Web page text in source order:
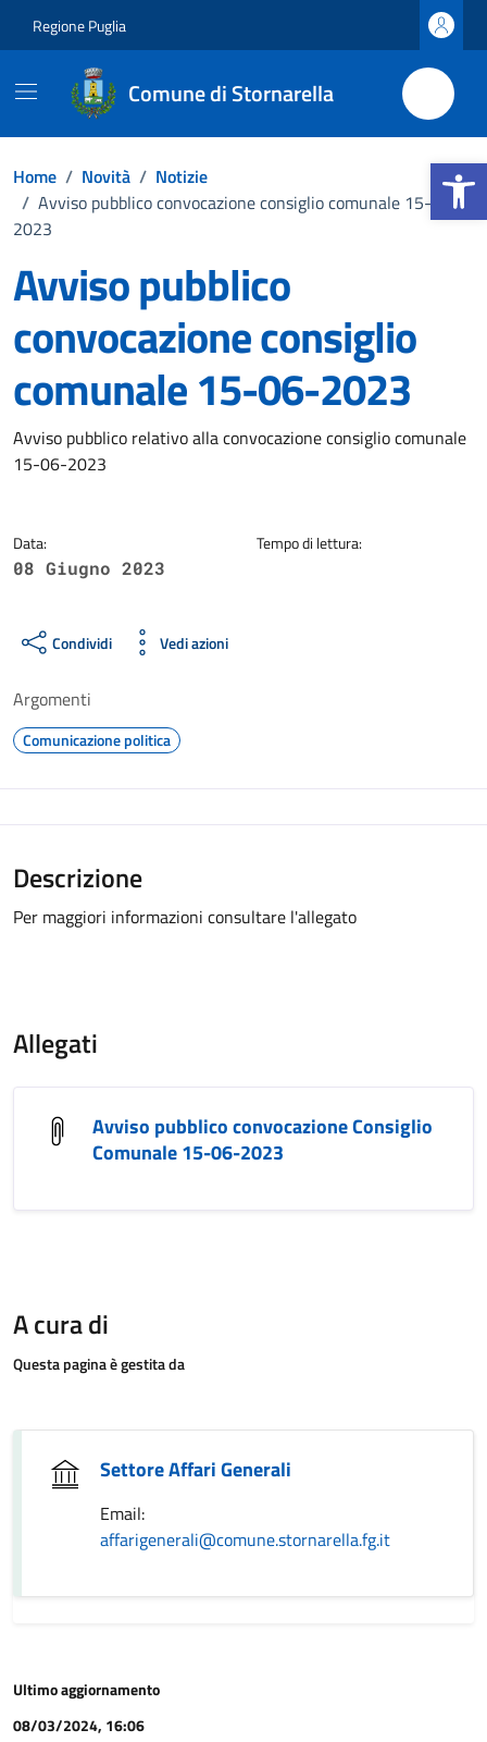
Regione Puglia
Comune di Stornarella
Home / Novità / Notizie
/ Avviso pubblico convocazione consiglio comunale 15-06-
2023
Avviso pubblico
convocazione consiglio
comunale 15-06-2023
Dettagli della notizia
Avviso pubblico relativo alla convocazione consiglio comunale
15-06-2023
Data:
08 Giugno 2023
Tempo di lettura:
Condividi Vedi azioni
Argomenti
Comunicazione politica
Descrizione
Per maggiori informazioni consultare l'allegato
Allegati
Avviso pubblico convocazione Consiglio
Comunale 15-06-2023
A cura di
Questa pagina è gestita da
Settore Affari Generali
Email:
affarigenerali@comune.stornarella.fg.it
Ultimo aggiornamento
08/03/2024, 16:06
Apri la